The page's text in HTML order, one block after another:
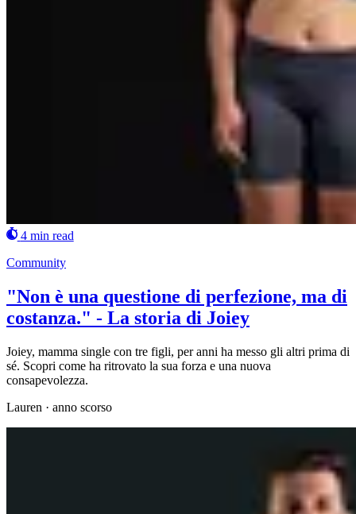
4 min read
Community
"Non è una questione di perfezione, ma di
costanza." - La storia di Joiey
Joiey, mamma single con tre figli, per anni ha messo gli altri prima di
sé. Scopri come ha ritrovato la sua forza e una nuova
consapevolezza.
Lauren · anno scorso